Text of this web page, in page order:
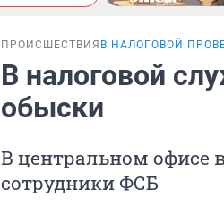
ПРОИСШЕСТВИЯ В НАЛОГОВОЙ
В налоговой
обыски
В центральном офисе
сотрудники ФСБ